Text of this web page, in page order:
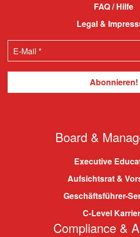
FAQ / Hilfe
Legal &
Board &
Executive
Aufsichtsrat &
Geschäftsführer-
C-Level
Compliance &